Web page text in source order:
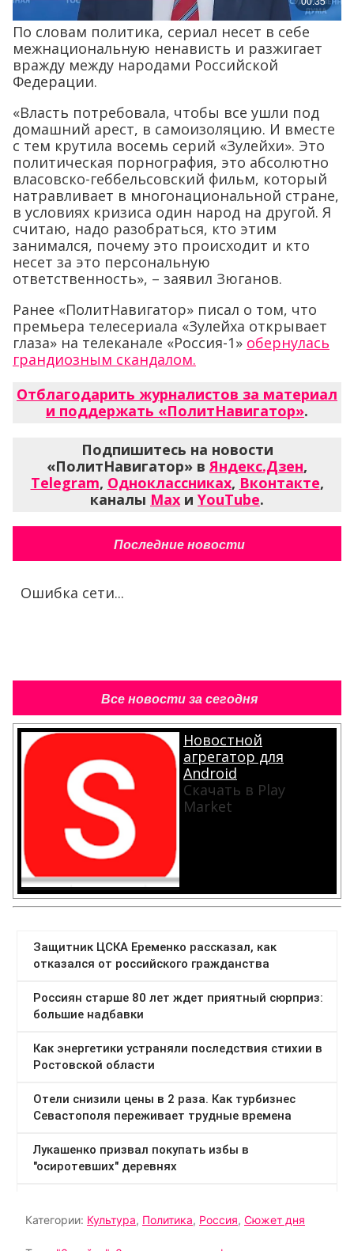
По словам политика, сериал несет в себе
межнациональную ненависть и разжигает
вражду между народами Российской
Федерации.
«Власть потребовала, чтобы все ушли под
домашний арест, в самоизоляцию. И вместе
с тем крутила восемь серий «Зулейхи». Это
политическая порнография, это абсолютно
власовско-геббельсовский фильм, который
натравливает в многонациональной стране,
в условиях кризиса один народ на другой. Я
считаю, надо разобраться, кто этим
занимался, почему это происходит и кто
несет за это персональную
ответственность», – заявил Зюганов.
Ранее «ПолитНавигатор» писал о том, что
премьера телесериала «Зулейха открывает
глаза» на телеканале «Россия-1» обернулась
грандиозным скандалом.
Отблагодарить журналистов за материал
и поддержать «ПолитНавигатор».
Подпишитесь на новости
«ПолитНавигатор» вЯндекс.Дзен,
Telegram, Одноклассниках, Вконтакте,
каналы Max и YouTube.
Последние новости
Ошибка сети...
Все новости за сегодня
Новостной
агрегатор для
Android
Скачать в Play
Market
Категории: Культура, Политика, Россия, Сюжет дня